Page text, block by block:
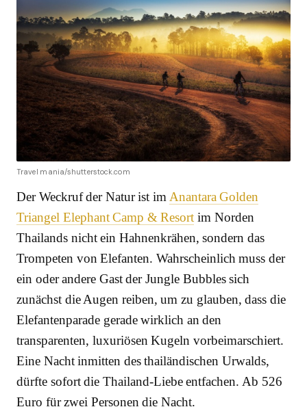
Travel mania/shutterstock.com
Der Weckruf der Natur ist imAnantara Golden
Triangel Elephant Camp & Resort im Norden
Thailands nicht ein Hahnenkrähen, sondern das
Trompeten von Elefanten. Wahrscheinlich muss der
ein oder andere Gast der Jungle Bubbles sich
zunächst die Augen reiben, um zu glauben, dass die
Elefantenparade gerade wirklich an den
transparenten, luxuriösen Kugeln vorbeimarschiert.
Eine Nacht inmitten des thailändischen Urwalds,
dürfte sofort die Thailand-Liebe entfachen. Ab 526
Euro für zwei Personen die Nacht.